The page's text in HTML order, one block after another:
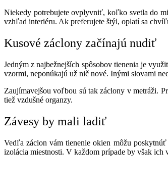
Niekedy potrebujete ovplyvniť, koľko svetla do
vzhľad interiéru. Ak preferujete štýl, oplatí sa
Kusové záclony začínajú nudiť
Jedným z najbežnejších spôsobov tienenia je
vzormi, neponúkajú už nič nové. Inými slovami
Zaujímavejšou voľbou sú tak záclony v metráži.
tiež vzdušné organzy.
Závesy by mali ladiť
Vedľa záclon vám tienenie okien môžu
izolácia miestnosti. V každom prípade by však